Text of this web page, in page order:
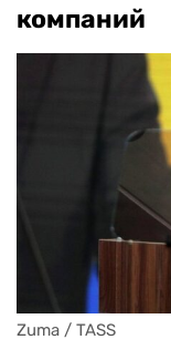
компаний
Zuma / TASS